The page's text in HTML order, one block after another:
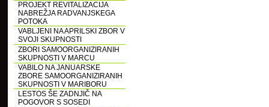
PROJEKT REVITALIZACIJA
NABREŽJA RADVANJSKEGA
POTOKA
VABLJENI NA APRILSKI ZBOR V
SVOJI SKUPNOSTI
ZBORI SAMOORGANIZIRANIH
SKUPNOSTI V MARCU
VABILO NA JANUARSKE
ZBORE SAMOORGANIZIRANIH
SKUPNOSTI V MARIBORU
LESTOS ŠE ZADNJIČ NA
POGOVOR S SOSEDI